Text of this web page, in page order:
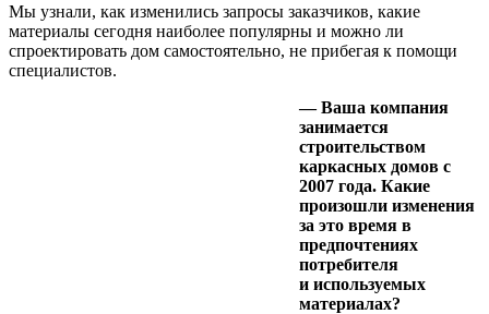
Мы узнали, как изменились запросы заказчиков, какие
материалы сегодня наиболее популярны и можно ли
спроектировать дом самостоятельно, не прибегая к помощи
специалистов.
— Ваша компания
занимается
строительством
каркасных домов с
2007 года. Какие
произошли изменения
за это время в
предпочтениях
потребителя
и используемых
материалах?